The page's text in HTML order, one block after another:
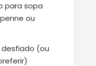
para sopa
ou
(ou